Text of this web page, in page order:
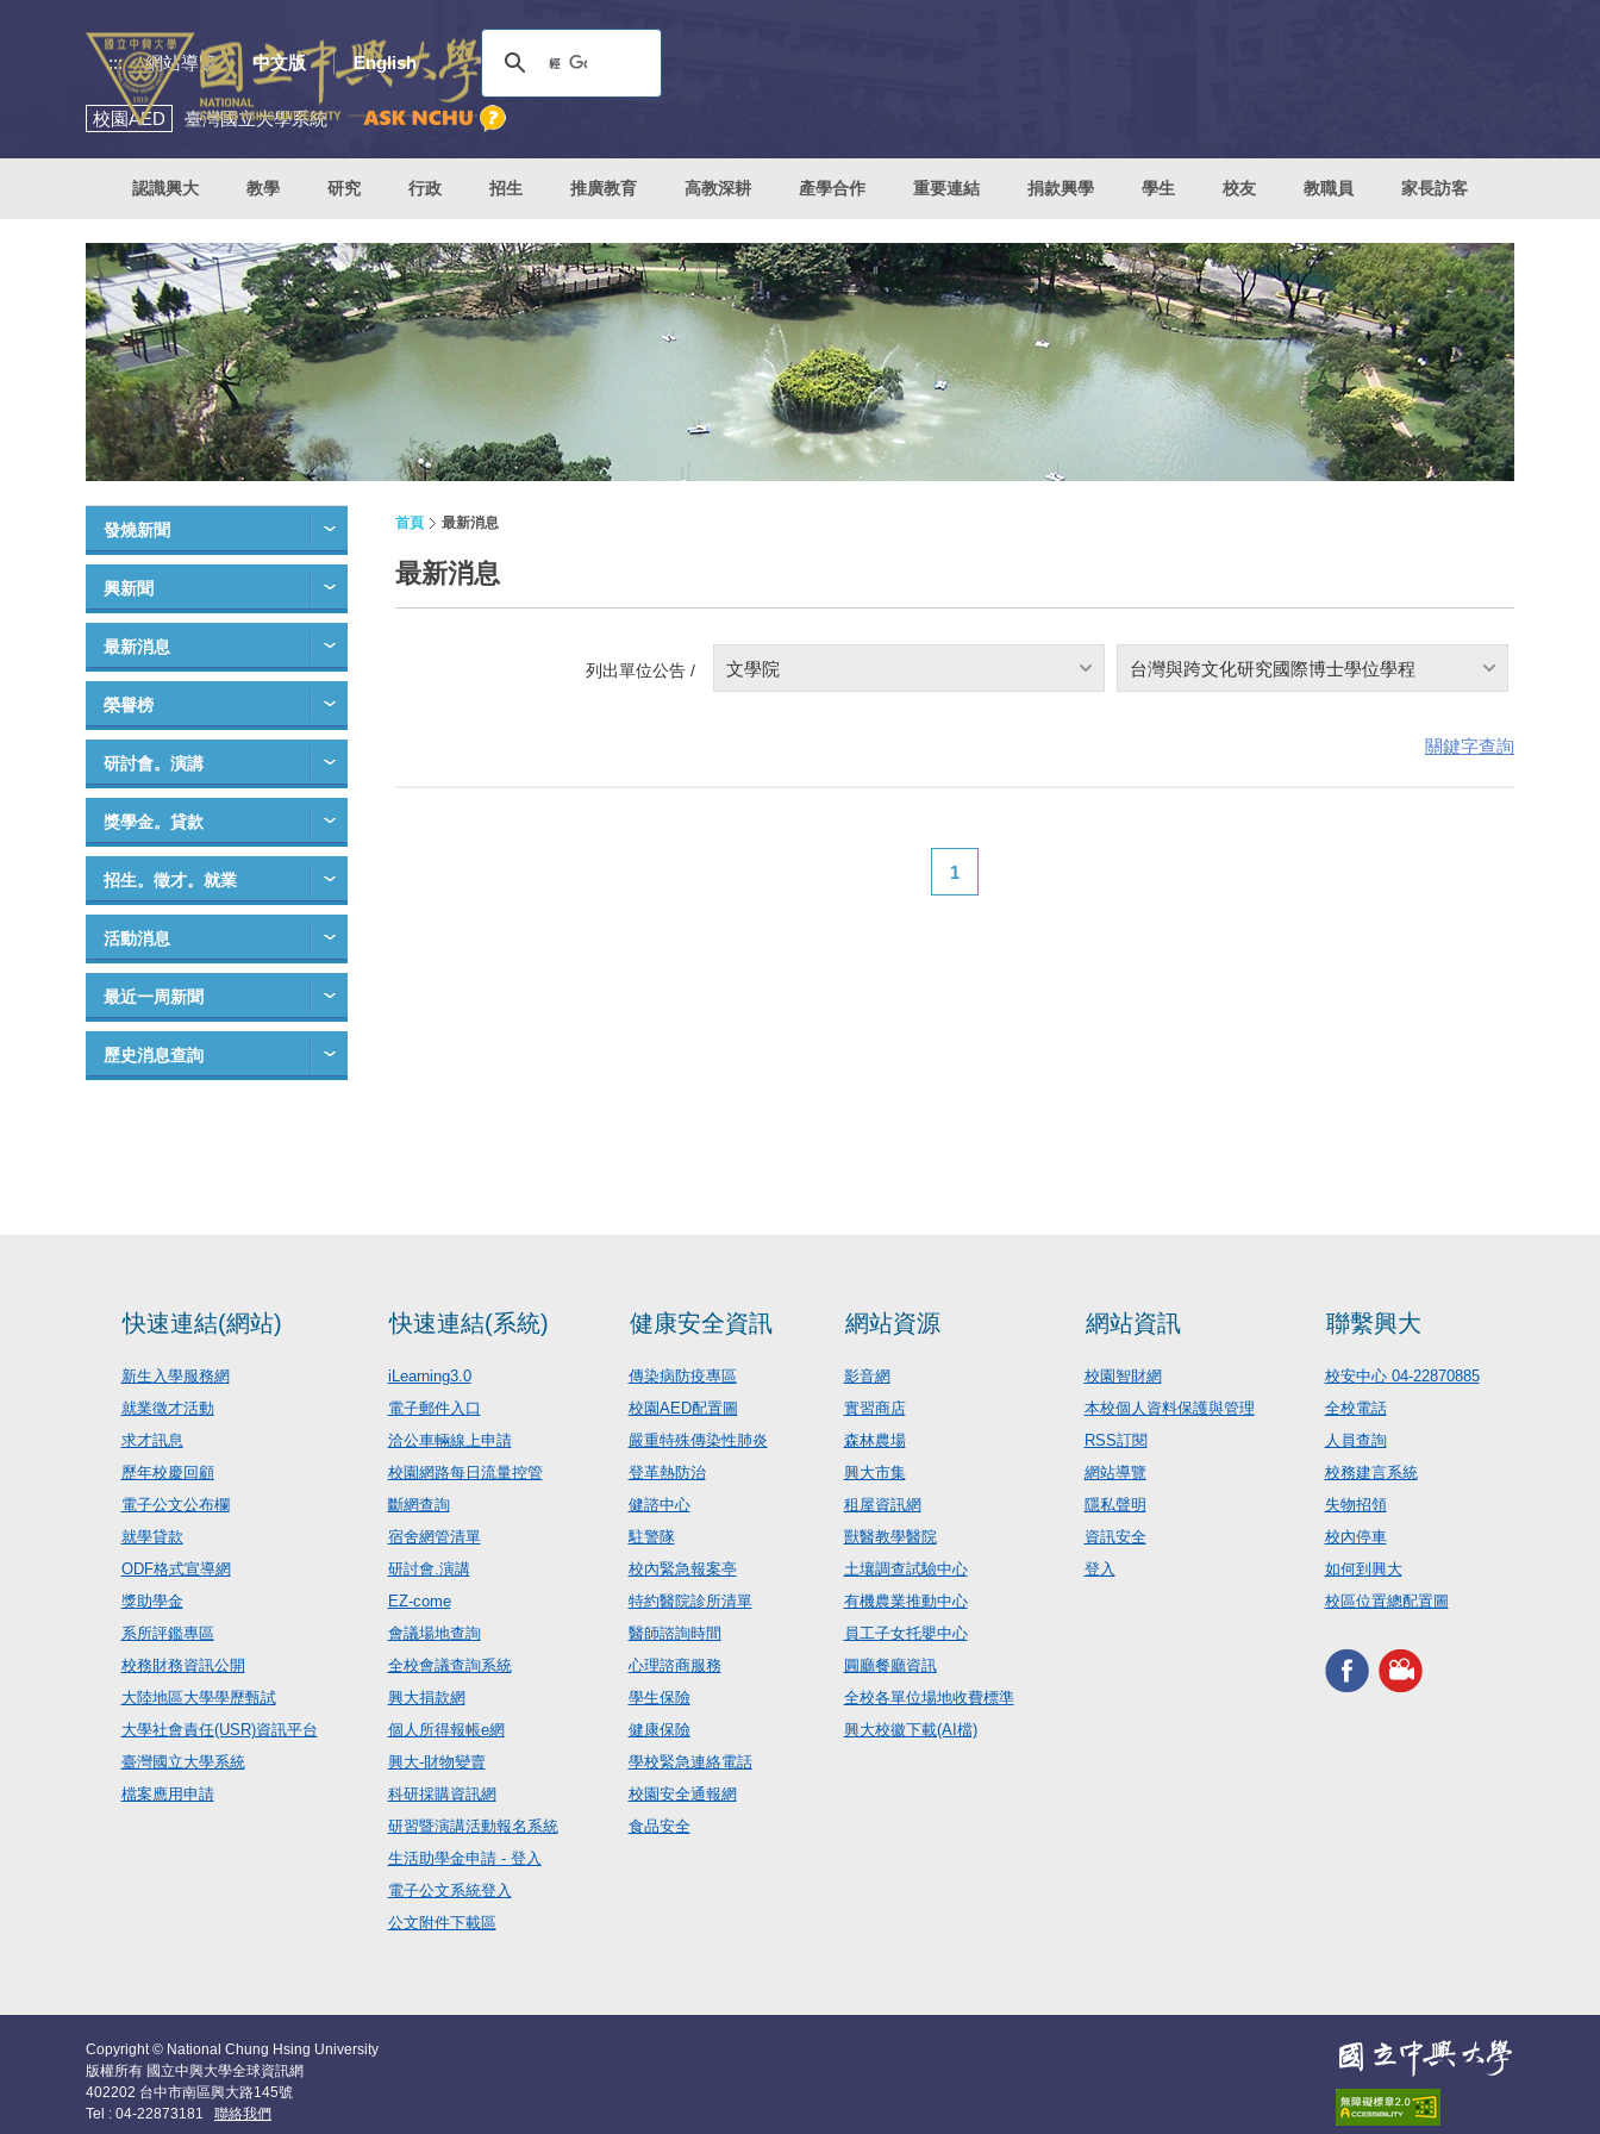
::: 網站導覽 中文版 English
校園AED 臺灣國立大學系統
認識興大 教學 研究 行政 招生 推廣教育 高教深耕 產學合作 重要連結 捐款興學 學生 校友 教職員 家長訪客
發燒新聞
興新聞
最新消息
榮譽榜
研討會。演講
獎學金。貸款
招生。徵才。就業
活動消息
最近一周新聞
歷史消息查詢
首頁 最新消息
最新消息
列出單位公告 / 文學院 台灣與跨文化研究國際博士學位學程
關鍵字查詢
1
快速連結(網站)
新生入學服務網
就業徵才活動
求才訊息
歷年校慶回顧
電子公文公布欄
就學貸款
ODF格式宣導網
獎助學金
系所評鑑專區
校務財務資訊公開
大陸地區大學學歷甄試
大學社會責任(USR)資訊平台
臺灣國立大學系統
檔案應用申請
快速連結(系統)
iLearning3.0
電子郵件入口
洽公車輛線上申請
校園網路每日流量控管
斷網查詢
宿舍網管清單
研討會.演講
EZ-come
會議場地查詢
全校會議查詢系統
興大捐款網
個人所得報帳e網
興大-財物變賣
科研採購資訊網
研習暨演講活動報名系統
生活助學金申請 - 登入
電子公文系統登入
公文附件下載區
健康安全資訊
傳染病防疫專區
校園AED配置圖
嚴重特殊傳染性肺炎
登革熱防治
健諮中心
駐警隊
校內緊急報案亭
特約醫院診所清單
醫師諮詢時間
心理諮商服務
學生保險
健康保險
學校緊急連絡電話
校園安全通報網
食品安全
網站資源
影音網
實習商店
森林農場
興大市集
租屋資訊網
獸醫教學醫院
土壤調查試驗中心
有機農業推動中心
員工子女托嬰中心
圓廳餐廳資訊
全校各單位場地收費標準
興大校徽下載(AI檔)
網站資訊
校園智財網
本校個人資料保護與管理
RSS訂閱
網站導覽
隱私聲明
資訊安全
登入
聯繫興大
校安中心 04-22870885
全校電話
人員查詢
校務建言系統
失物招領
校內停車
如何到興大
校區位置總配置圖
Copyright © National Chung Hsing University
版權所有 國立中興大學全球資訊網
402202 台中市南區興大路145號
Tel : 04-22873181 聯絡我們